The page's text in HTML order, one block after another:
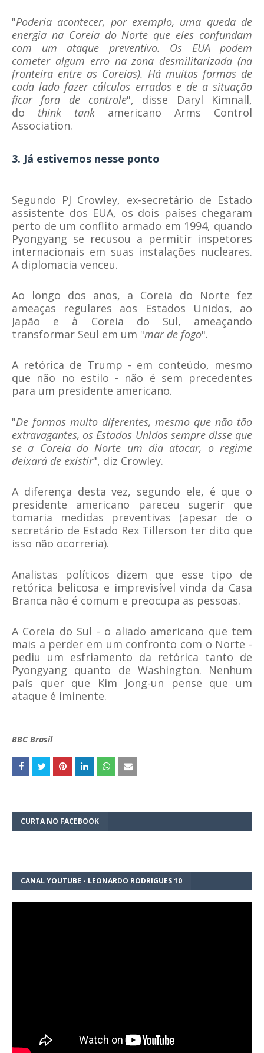
"Poderia acontecer, por exemplo, uma queda de
energia na Coreia do Norte que eles confundam
com um ataque preventivo. Os EUA podem
cometer algum erro na zona desmilitarizada (na
fronteira entre as Coreias). Há muitas formas de
cada lado fazer cálculos errados e de a situação
ficar fora de controle", disse Daryl Kimnall,
do think tank americano Arms Control
Association.
3. Já estivemos nesse ponto
Segundo PJ Crowley, ex-secretário de Estado
assistente dos EUA, os dois países chegaram
perto de um conflito armado em 1994, quando
Pyongyang se recusou a permitir inspetores
internacionais em suas instalações nucleares.
A diplomacia venceu.
Ao longo dos anos, a Coreia do Norte fez
ameaças regulares aos Estados Unidos, ao
Japão e à Coreia do Sul, ameaçando
transformar Seul em um "mar de fogo".
A retórica de Trump - em conteúdo, mesmo
que não no estilo - não é sem precedentes
para um presidente americano.
"De formas muito diferentes, mesmo que não tão
extravagantes, os Estados Unidos sempre disse que
se a Coreia do Norte um dia atacar, o regime
deixará de existir", diz Crowley.
A diferença desta vez, segundo ele, é que o
presidente americano pareceu sugerir que
tomaria medidas preventivas (apesar de o
secretário de Estado Rex Tillerson ter dito que
isso não ocorreria).
Analistas políticos dizem que esse tipo de
retórica belicosa e imprevisível vinda da Casa
Branca não é comum e preocupa as pessoas.
A Coreia do Sul - o aliado americano que tem
mais a perder em um confronto com o Norte -
pediu um esfriamento da retórica tanto de
Pyongyang quanto de Washington. Nenhum
país quer que Kim Jong-un pense que um
ataque é iminente.
BBC Brasil
CURTA NO FACEBOOK
CANAL YOUTUBE - LEONARDO RODRIGUES 10